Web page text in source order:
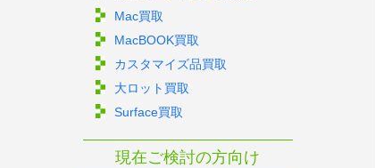
Mac買取
MacBOOK買取
カスタマイズ品買取
大ロット買取
Surface買取
現在ご検討の方向け